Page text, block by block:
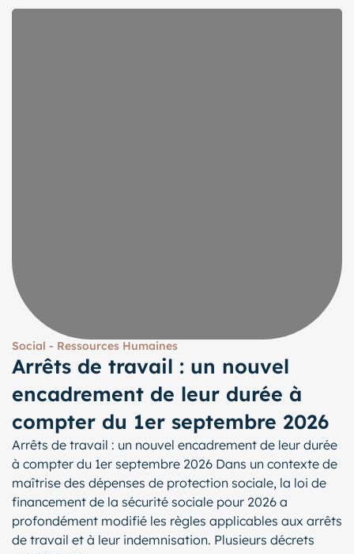
Social - Ressources Humaines
Arrêts de travail : un nouvel
encadrement de leur durée à
compter du 1er septembre 2026
Arrêts de travail : un nouvel encadrement de leur durée
à compter du 1er septembre 2026 Dans un contexte de
maîtrise des dépenses de protection sociale, la loi de
financement de la sécurité sociale pour 2026 a
profondément modifié les règles applicables aux arrêts
de travail et à leur indemnisation. Plusieurs décrets